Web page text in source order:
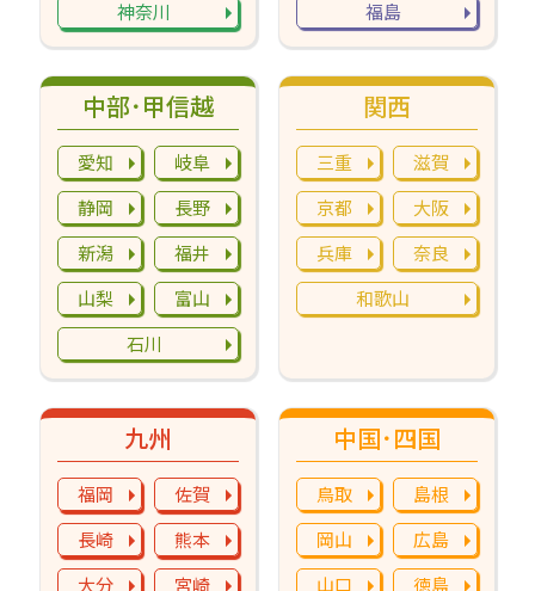
九州
福岡
佐賀
長崎
熊本
大分
宮崎
中国･四国
鳥取
島根
岡山
広島
山口
徳島
中部･甲信越
愛知
岐阜
静岡
長野
新潟
福井
山梨
富山
石川
関西
三重
滋賀
京都
大阪
兵庫
奈良
和歌山
神奈川
福島